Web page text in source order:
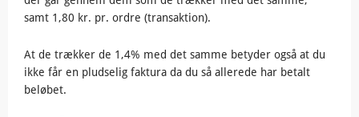
samt 1,80 kr. pr. ordre (transaktion).
At de trækker de 1,4% med det samme betyder også at du
ikke får en pludselig faktura da du så allerede har betalt
beløbet.